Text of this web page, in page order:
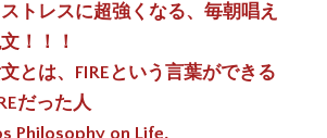
トレスに超強くなる、毎朝唱え
！！！
とは、FIREという言葉ができる
だった人
Philosophy on Life.